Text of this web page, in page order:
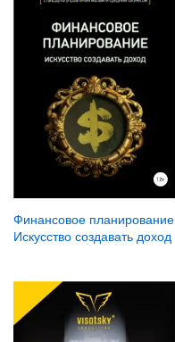
Финансовое планирование.
Искусство создавать доход